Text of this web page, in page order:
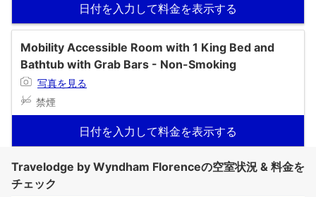
日付を入力して料金を表示する
Mobility Accessible Room with 1 King Bed and
Bathtub with Grab Bars - Non-Smoking
写真を見る
禁煙
日付を入力して料金を表示する
Travelodge by Wyndham Florenceの空室状況 & 料金を
チェック